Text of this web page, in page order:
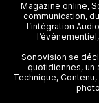
Magazine online,
communication,
l’intégration
Sonovision se
quotidiennes, un
Technique,